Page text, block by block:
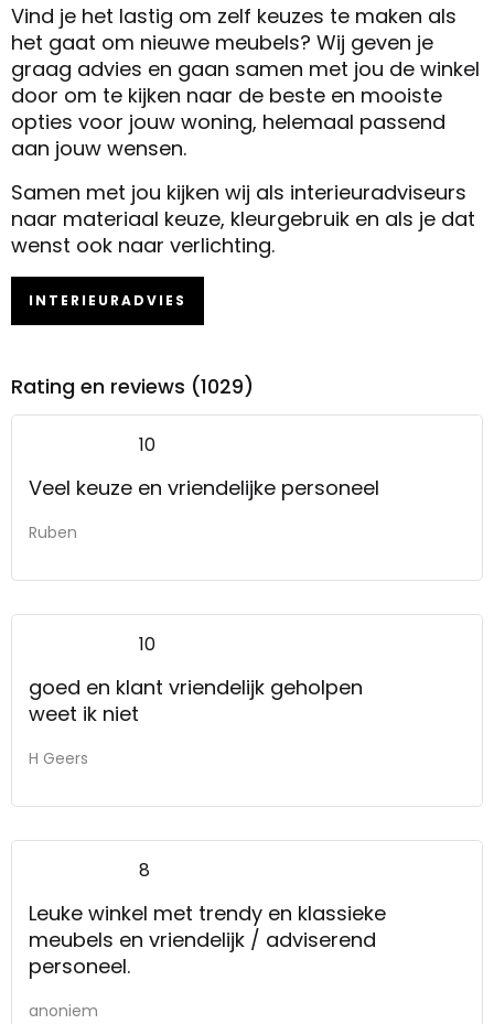
Vind je het lastig om zelf keuzes te maken als
het gaat om nieuwe meubels? Wij geven je
graag advies en gaan samen met jou de winkel
door om te kijken naar de beste en mooiste
opties voor jouw woning, helemaal passend
aan jouw wensen.
Samen met jou kijken wij als interieuradviseurs
naar materiaal keuze, kleurgebruik en als je dat
wenst ook naar verlichting.
INTERIEURADVIES
Rating en reviews (1029)
10
Veel keuze en vriendelijke personeel
Ruben
10
goed en klant vriendelijk geholpen
weet ik niet
H Geers
8
Leuke winkel met trendy en klassieke
meubels en vriendelijk / adviserend
personeel.
anoniem